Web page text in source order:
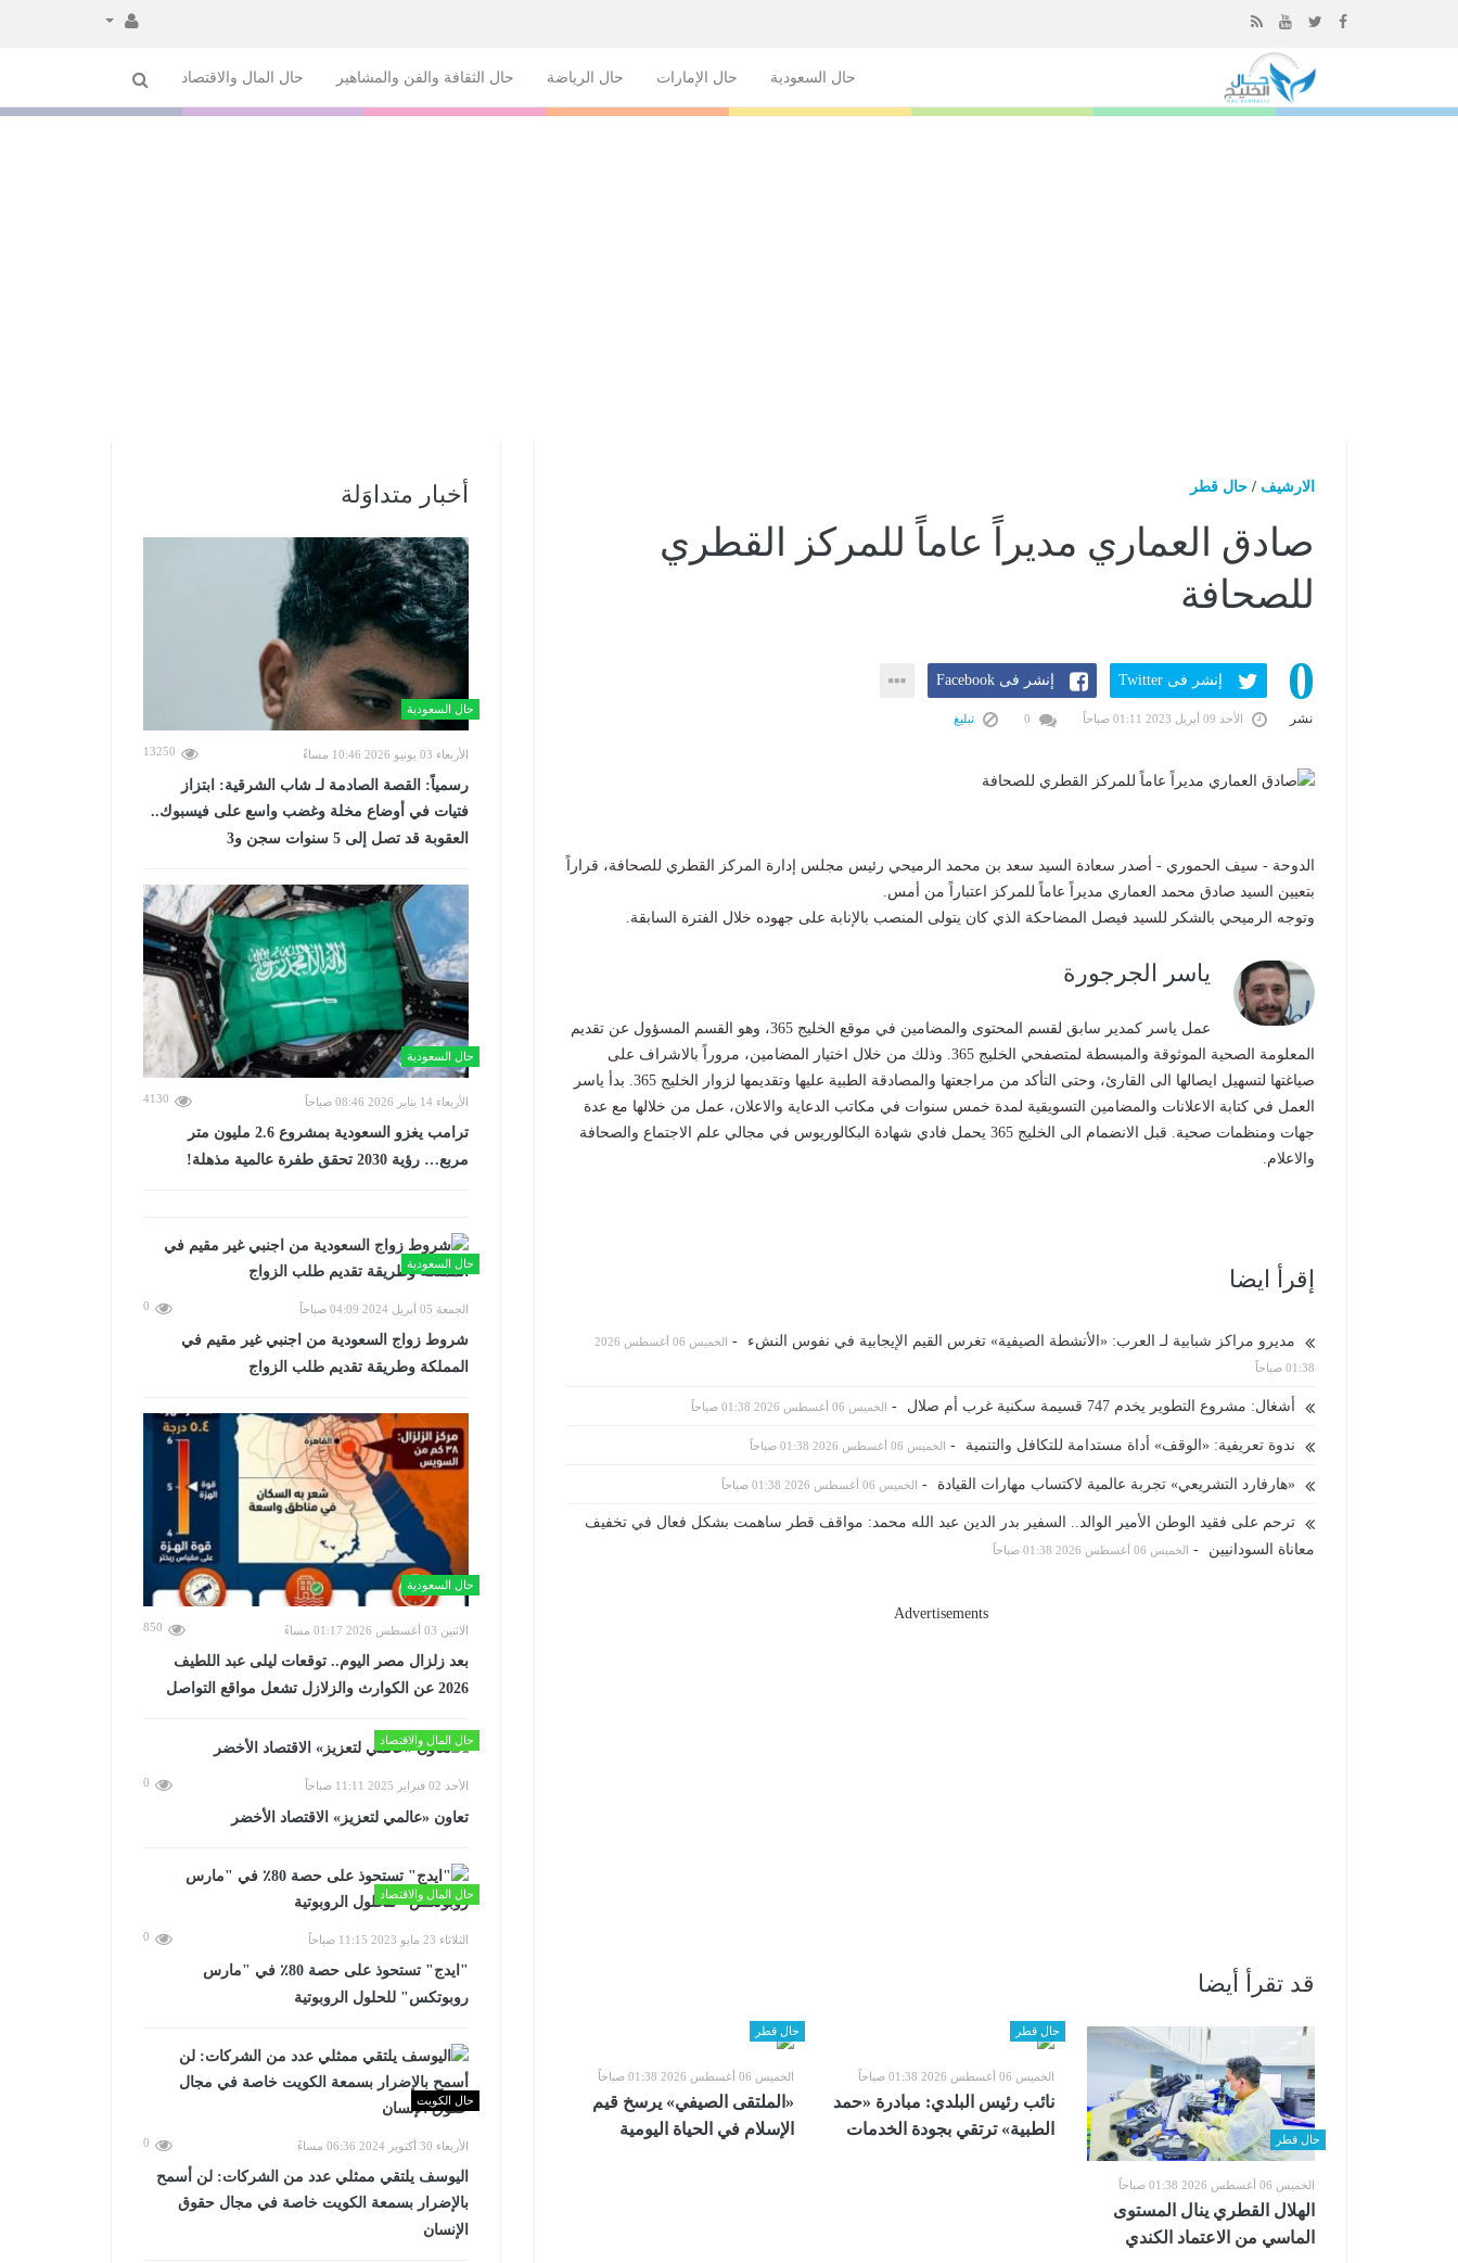
المحتوى
حال السعودية حال الإمارات حال الرياضة حال الثقافة والفن والمشاهير حال المال والاقتصاد
الارشيف / حال قطر
صادق العماري مديراً عاماً للمركز القطري
للصحافة
0
نشر
إنشر فى Twitter إنشر فى Facebook
الأحد 09 أبريل 2023 01:11 صباحاً تبليغ
الدوحة - سيف الحموري - أصدر سعادة السيد سعد بن محمد الرميحي رئيس مجلس إدارة المركز القطري للصحافة، قراراً
بتعيين السيد صادق محمد العماري مديراً عاماً للمركز اعتباراً من أمس.
وتوجه الرميحي بالشكر للسيد فيصل المضاحكة الذي كان يتولى المنصب بالإنابة على جهوده خلال الفترة السابقة.
ياسر الجرجورة
عمل ياسر كمدير سابق لقسم المحتوى والمضامين في موقع الخليج 365، وهو القسم المسؤول عن تقديم
المعلومة الصحية الموثوقة والمبسطة لمتصفحي الخليج 365. وذلك من خلال اختيار المضامين، مروراً بالاشراف على
صياغتها لتسهيل ايصالها الى القارئ، وحتى التأكد من مراجعتها والمصادقة الطبية عليها وتقديمها لزوار الخليج 365. بدأ ياسر
العمل في كتابة الاعلانات والمضامين التسويقية لمدة خمس سنوات في مكاتب الدعاية والاعلان، عمل من خلالها مع عدة
جهات ومنظمات صحية. قبل الانضمام الى الخليج 365 يحمل فادي شهادة البكالوريوس في مجالي علم الاجتماع والصحافة
والاعلام.
إقرأ ايضا
مديرو مراكز شبابية لـ العرب: «الأنشطة الصيفية» تغرس القيم الإيجابية في نفوس النشء -
الخميس 06 أغسطس 2026
01:38 صباحاً
أشغال: مشروع التطوير يخدم 747 قسيمة سكنية غرب أم صلال - الخميس 06 أغسطس 2026 01:38 صباحاً
ندوة تعريفية: «الوقف» أداة مستدامة للتكافل والتنمية - الخميس 06 أغسطس 2026 01:38 صباحاً
«هارفارد التشريعي» تجربة عالمية لاكتساب مهارات القيادة - الخميس 06 أغسطس 2026 01:38 صباحاً
ترحم على فقيد الوطن الأمير الوالد.. السفير بدر الدين عبد الله محمد: مواقف قطر ساهمت بشكل فعال في تخفيف
معاناة السودانيين
- الخميس 06 أغسطس 2026 01:38 صباحاً
Advertisements
قد تقرأ أيضا
حال قطر
الخميس 06 أغسطس 2026 01:38 صباحاً
الهلال القطري ينال المستوى
الماسي من الاعتماد الكندي
حال قطر
الخميس 06 أغسطس 2026 01:38 صباحاً
نائب رئيس البلدي: مبادرة «حمد
الطبية» ترتقي بجودة الخدمات
حال قطر
الخميس 06 أغسطس 2026 01:38 صباحاً
«الملتقى الصيفي» يرسخ قيم
الإسلام في الحياة اليومية
أخبار متداوَلة
حال السعودية
الأربعاء 03 يونيو 2026 10:46 مساءً 13250
رسمياً: القصة الصادمة لـ شاب الشرقية: ابتزاز
فتيات في أوضاع مخلة وغضب واسع على فيسبوك..
العقوبة قد تصل إلى 5 سنوات سجن و3
حال السعودية
الأربعاء 14 يناير 2026 08:46 صباحاً 4130
ترامب يغزو السعودية بمشروع 2.6 مليون متر
مربع… رؤية 2030 تحقق طفرة عالمية مذهلة!
حال السعودية
الجمعة 05 أبريل 2024 04:09 صباحاً 0
شروط زواج السعودية من اجنبي غير مقيم في
المملكة وطريقة تقديم طلب الزواج
حال السعودية
الاثنين 03 أغسطس 2026 01:17 مساءً 850
بعد زلزال مصر اليوم.. توقعات ليلى عبد اللطيف
2026 عن الكوارث والزلازل تشعل مواقع التواصل
حال المال والاقتصاد
الأحد 02 فبراير 2025 11:11 صباحاً 0
تعاون «عالمي لتعزيز» الاقتصاد الأخضر
حال المال والاقتصاد
الثلاثاء 23 مايو 2023 11:15 صباحاً 0
"ايدج" تستحوذ على حصة 80٪ في "مارس
روبوتكس" للحلول الروبوتية
حال الكويت
الأربعاء 30 أكتوبر 2024 06:36 مساءً 0
اليوسف يلتقي ممثلي عدد من الشركات: لن أسمح
بالإضرار بسمعة الكويت خاصة في مجال حقوق
الإنسان